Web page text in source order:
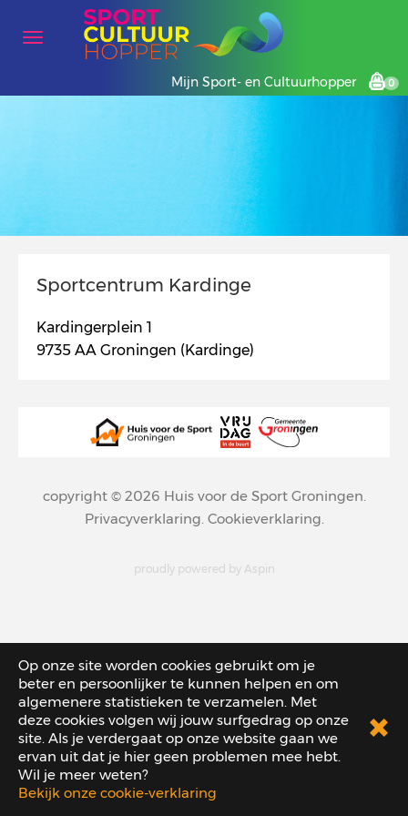
Op onze site worden cookies gebruikt om je
beter en persoonlijker te kunnen helpen en om
algemenere statistieken te verzamelen. Met
deze cookies volgen wij jouw surfgedrag op onze
site. Als je verdergaat op onze website gaan we
ervan uit dat je hier geen problemen mee hebt.
Wil je meer weten?
Bekijk onze cookie-verklaring
Mijn Sport- en Cultuurhopper 0
Sportcentrum Kardinge
Kardingerplein 1
9735 AA Groningen (Kardinge)
copyright © 2026 Huis voor de Sport Groningen.
Privacyverklaring. Cookieverklaring.
proudly powered by Aspin